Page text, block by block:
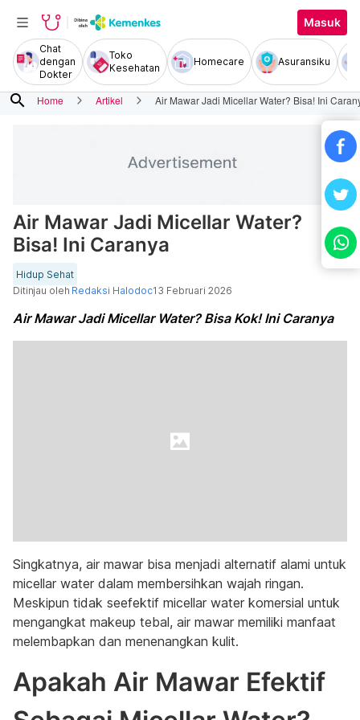
Masuk
Chat
dengan
Dokter
Toko
Kesehatan
Homecare Asuransiku
search Home Artikel Air Mawar Jadi Micellar Water? Bisa! Ini
Air Mawar Jadi Micellar Water?
Bisa! Ini Caranya
Hidup Sehat
Ditinjau oleh Redaksi Halodoc13 Februari 2026
Air Mawar Jadi Micellar Water? Bisa Kok! Ini Caranya
Singkatnya, air mawar bisa menjadi alternatif alami untuk
micellar water dalam membersihkan wajah ringan.
Meskipun tidak seefektif micellar water komersial untuk
mengangkat makeup tebal, air mawar memiliki manfaat
melembapkan dan menenangkan kulit.
Apakah Air Mawar Efektif